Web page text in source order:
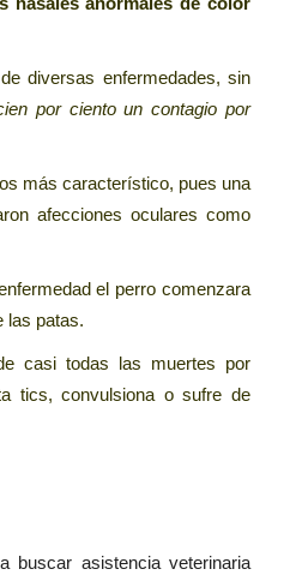
diversas enfermedades, sin
por ciento un contagio por
más característico, pues una
afecciones oculares como
el perro comenzara
las patas.
casi todas las muertes por
tics, convulsiona o sufre de
buscar asistencia veterinaria